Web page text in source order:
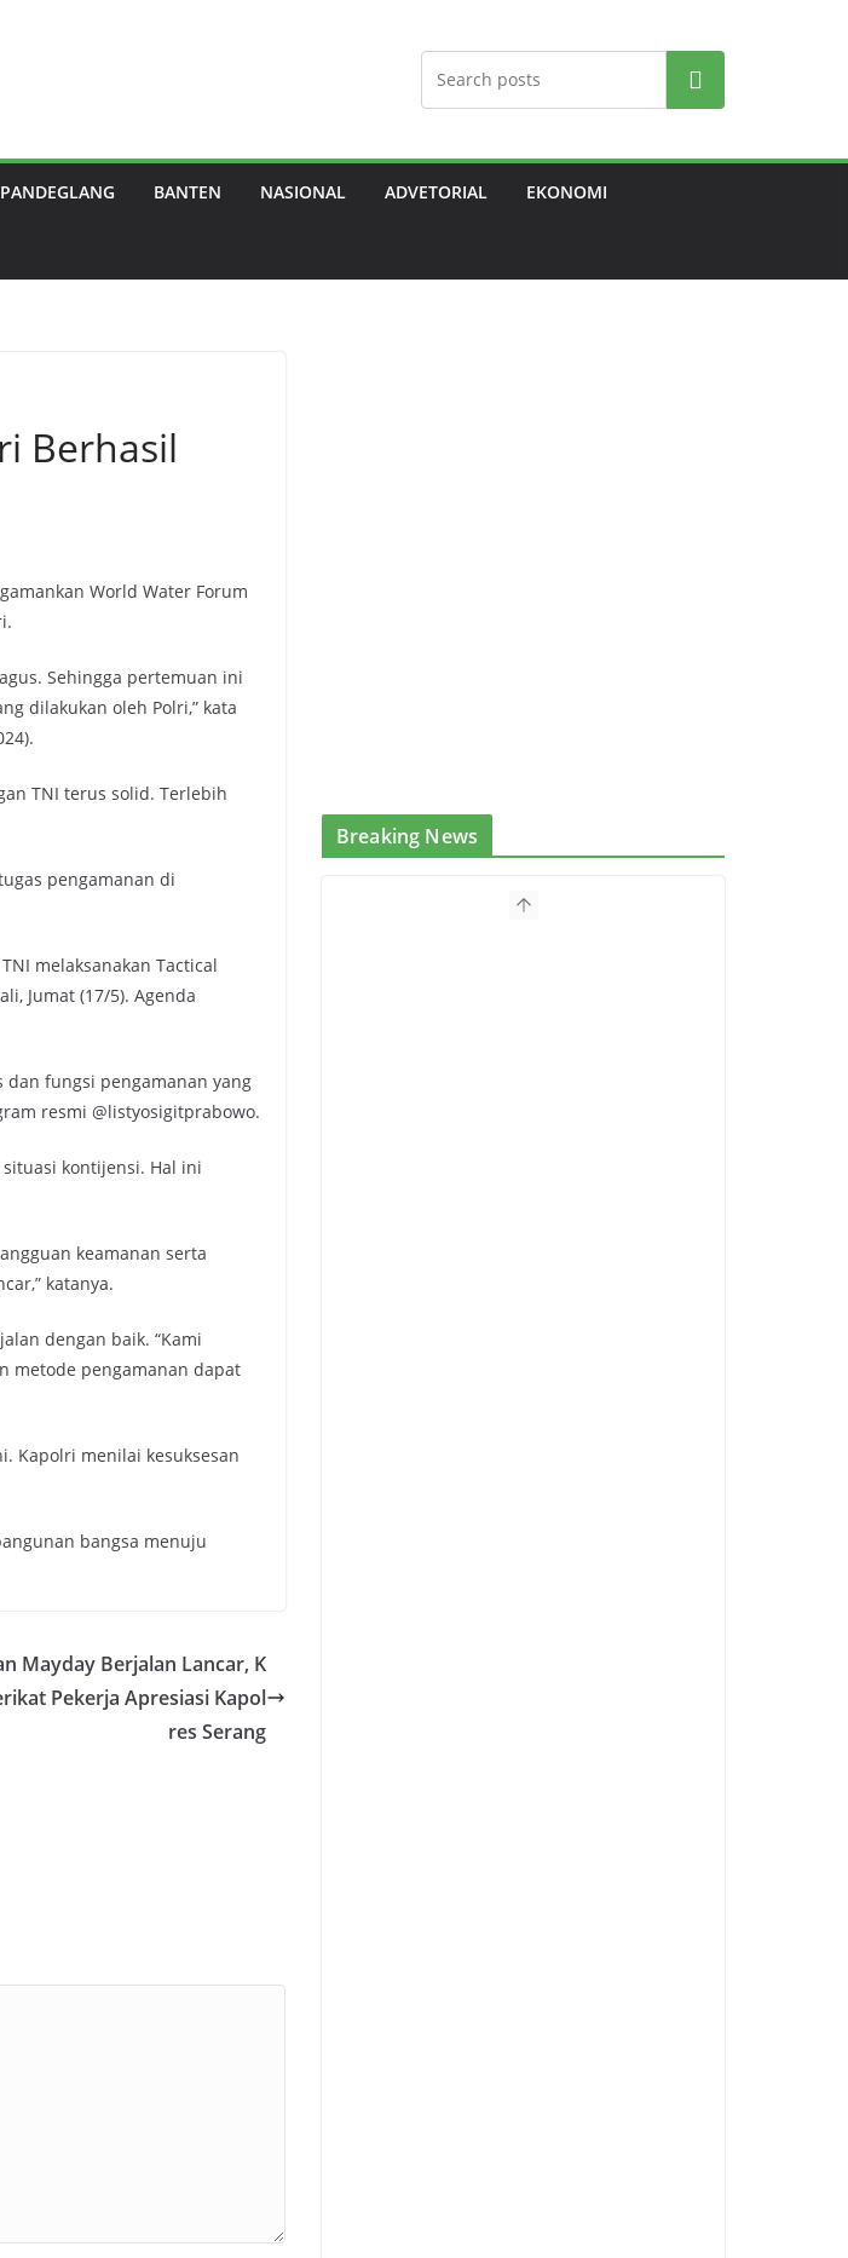
Search
PANDEGLANG BANTEN NASIONAL ADVETORIAL EKONOMI
Berhasil
World Water Forum
Sehingga pertemuan ini
dilakukan oleh Polri,” kata
TNI terus solid. Terlebih
pengamanan di
melaksanakan Tactical
Jumat (17/5). Agenda
dan fungsi pengamanan yang
resmi @listyosigitprabowo.
kontijensi. Hal ini
keamanan serta
katanya.
dengan baik. “Kami
metode pengamanan dapat
Kapolri menilai kesuksesan
bangsa menuju
Mayday Berjalan Lancar, K
Pekerja Apresiasi Kapol
res Serang
Breaking News